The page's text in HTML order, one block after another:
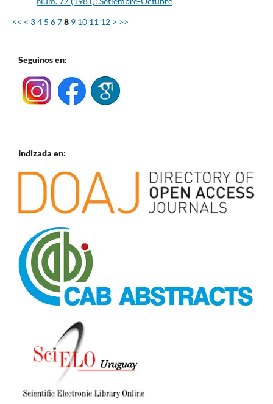
<< < 34 5 678 9 10 11 12 > >>
Seguinos en:
Indizada en: